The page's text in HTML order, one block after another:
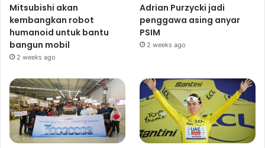
Mitsubishi akan
kembangkan robot
humanoid untuk bantu
bangun mobil
2 weeks ago
Adrian Purzycki jadi
penggawa asing anyar
PSIM
2 weeks ago